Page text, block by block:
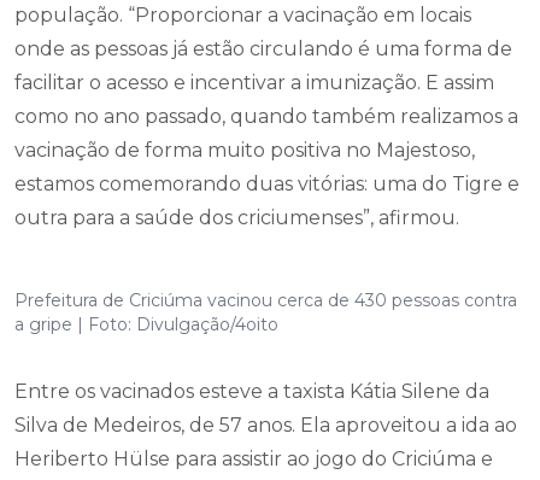
população. “Proporcionar a vacinação em locais
onde as pessoas já estão circulando é uma forma de
facilitar o acesso e incentivar a imunização. E assim
como no ano passado, quando também realizamos a
vacinação de forma muito positiva no Majestoso,
estamos comemorando duas vitórias: uma do Tigre e
outra para a saúde dos criciumenses”, afirmou.
Prefeitura de Criciúma vacinou cerca de 430 pessoas contra
a gripe | Foto: Divulgação/4oito
Entre os vacinados esteve a taxista Kátia Silene da
Silva de Medeiros, de 57 anos. Ela aproveitou a ida ao
Heriberto Hülse para assistir ao jogo do Criciúma e